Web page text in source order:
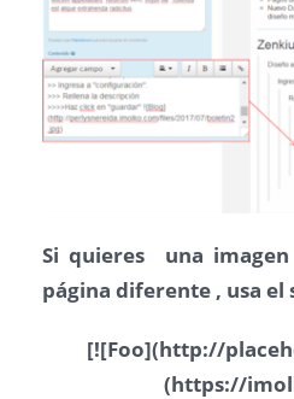
Si quieres una
página diferente , usa
[![Foo](http://
(https://